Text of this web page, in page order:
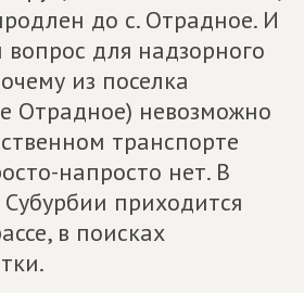
до с. Отрадное. И
для надзорного
из поселка
Отрадное) невозможно
транспорте
напросто нет. В
приходится
в поисках